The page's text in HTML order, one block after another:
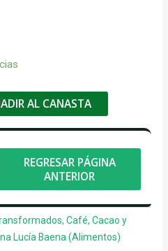
AL CANASTA
, Café, Cacao y
Lucía Baena (Alimentos)